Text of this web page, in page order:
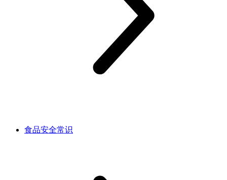
食品安全常识